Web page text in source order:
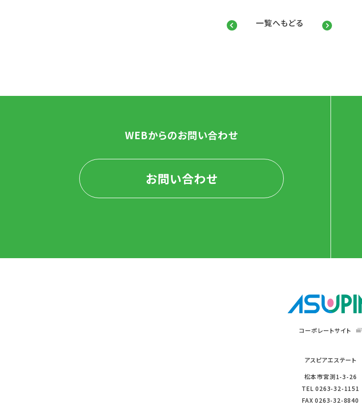
一覧へもどる
WEBからのお問い合わせ
お問い合わせ
コーポレートサイト
アスピアエステート
松本市宮渕1-3-26
TEL0263-32-1151
FAX0263-32-8840